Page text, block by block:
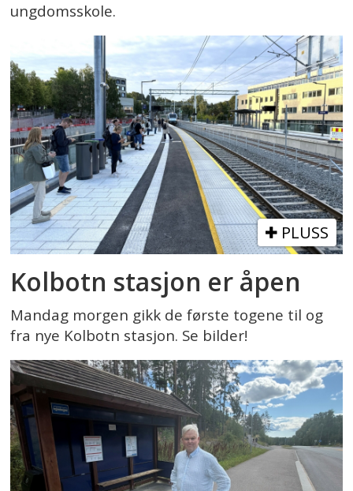
ungdomsskole.
PLUSS
Kolbotn stasjon er åpen
Mandag morgen gikk de første togene til og
fra nye Kolbotn stasjon. Se bilder!